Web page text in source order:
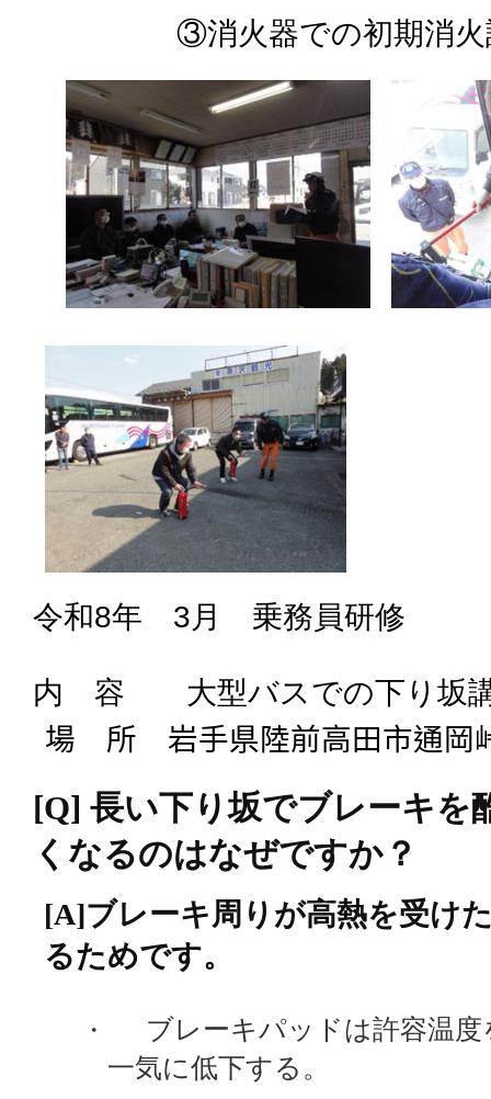
③消火器での初期消火
令和8年 3月 乗務員研修
内 容 大型バスでの下り坂
場 所 岩手県陸前高田市通
[Q] 長い下り坂でブレーキを
くなるのはなぜですか？
[A]ブレーキ周りが高熱を受け
るためです。
・
ブレーキパッドは許容温
一気に低下する。